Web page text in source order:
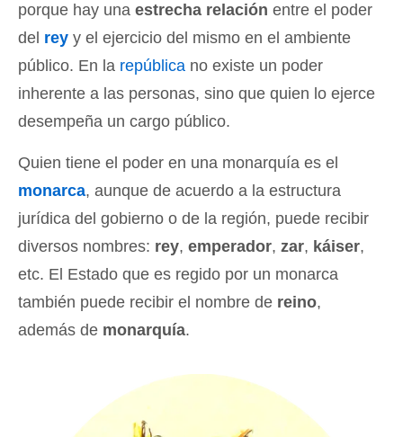
porque hay una estrecha relación entre el poder
del rey y el ejercicio del mismo en el ambiente
público. En la república no existe un poder
inherente a las personas, sino que quien lo ejerce
desempeña un cargo público.
Quien tiene el poder en una monarquía es el
monarca, aunque de acuerdo a la estructura
jurídica del gobierno o de la región, puede recibir
diversos nombres: rey, emperador, zar, káiser,
etc. El Estado que es regido por un monarca
también puede recibir el nombre de reino,
además de monarquía.